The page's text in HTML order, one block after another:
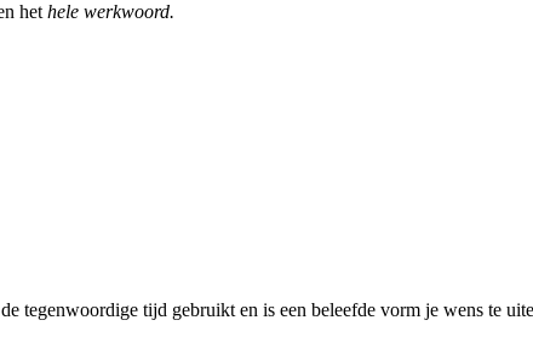
het hele werkwoord.
tegenwoordige tijd gebruikt en is een beleefde vorm je wens te